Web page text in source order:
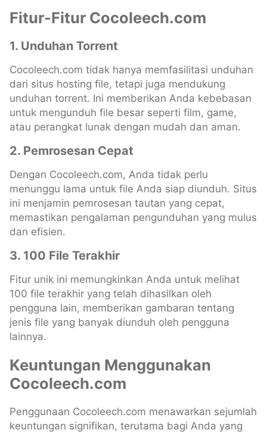
Fitur-Fitur Cocoleech.com
1. Unduhan Torrent
Cocoleech.com tidak hanya memfasilitasi unduhan
dari situs hosting file, tetapi juga mendukung
unduhan torrent. Ini memberikan Anda kebebasan
untuk mengunduh file besar seperti film, game,
atau perangkat lunak dengan mudah dan aman.
2. Pemrosesan Cepat
Dengan Cocoleech.com, Anda tidak perlu
menunggu lama untuk file Anda siap diunduh. Situs
ini menjamin pemrosesan tautan yang cepat,
memastikan pengalaman pengunduhan yang mulus
dan efisien.
3. 100 File Terakhir
Fitur unik ini memungkinkan Anda untuk melihat
100 file terakhir yang telah dihasilkan oleh
pengguna lain, memberikan gambaran tentang
jenis file yang banyak diunduh oleh pengguna
lainnya.
Keuntungan Menggunakan
Cocoleech.com
Penggunaan Cocoleech.com menawarkan sejumlah
keuntungan signifikan, terutama bagi Anda yang